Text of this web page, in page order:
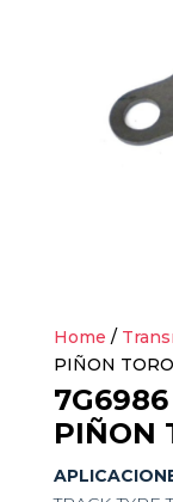
Home /
PIÑON
7G6986
PIÑON